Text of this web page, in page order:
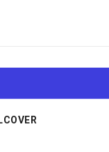
une boîte de
sur quoi on va